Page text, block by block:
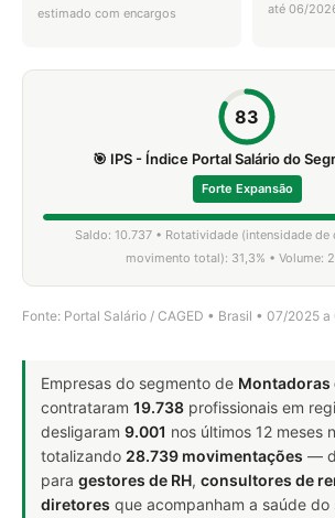
estimado com encargos até 06/
83
🎯 IPS - Índice Portal Salário do
Forte Expansão
Saldo: 10.737 • Rotatividade (intensidade
movimento total): 31,3% • Volume:
Fonte: Portal Salário / CAGED • Brasil • 07/2025
Empresas do segmento de Montadoras
contrataram 19.738 profissionais em
desligaram 9.001 nos últimos 12 meses
totalizando 28.739 movimentações —
para gestores de RH, consultores de
diretores que acompanham a saúde do